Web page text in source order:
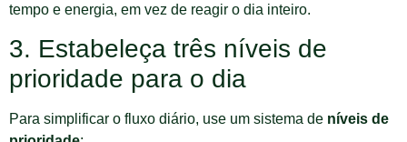
tempo e energia, em vez de reagir o dia inteiro.
3. Estabeleça três níveis de
prioridade para o dia
Para simplificar o fluxo diário, use um sistema de níveis de